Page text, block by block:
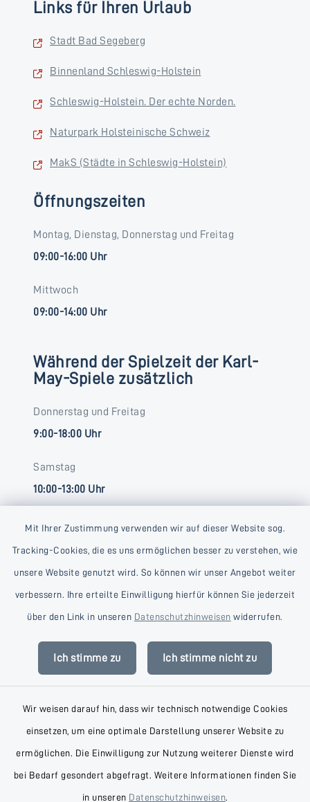
Mit Ihrer Zustimmung verwenden wir auf dieser Website sog.
Tracking-Cookies, die es uns ermöglichen besser zu verstehen, wie
unsere Website genutzt wird. So können wir unser Angebot weiter
verbessern. Ihre erteilte Einwilligung hierfür können Sie jederzeit
über den Link in unseren Datenschutzhinweisen widerrufen.
Ich stimme zu Ich stimme nicht zu
Wir weisen darauf hin, dass wir technisch notwendige Cookies
einsetzen, um eine optimale Darstellung unserer Website zu
ermöglichen. Die Einwilligung zur Nutzung weiterer Dienste wird
bei Bedarf gesondert abgefragt. Weitere Informationen finden Sie
in unseren Datenschutzhinweisen.
Links für Ihren Urlaub
Stadt Bad Segeberg
Binnenland Schleswig-Holstein
Schleswig-Holstein. Der echte Norden.
Naturpark Holsteinische Schweiz
MakS (Städte in Schleswig-Holstein)
Öffnungszeiten
Montag, Dienstag, Donnerstag und Freitag
09:00-16:00 Uhr
Mittwoch
09:00-14:00 Uhr
Während der Spielzeit der Karl-
May-Spiele zusätzlich
Donnerstag und Freitag
9:00-18:00 Uhr
Samstag
10:00-13:00 Uhr
Kontakt
Barrierefreiheit
Datenschutz
Impressum
AGB
Sitemap